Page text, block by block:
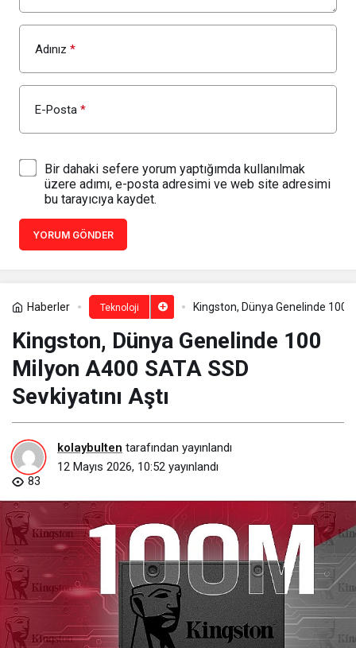
Adınız *
E-Posta *
Bir dahaki sefere yorum yaptığımda kullanılmak
üzere adımı, e-posta adresimi ve web site adresimi
bu tarayıcıya kaydet.
YORUM GÖNDER
Haberler Teknoloji Kingston, Dünya Genelinde 100
Kingston, Dünya Genelinde 100
Milyon A400 SATA SSD
Sevkiyatını Aştı
kolaybulten tarafından yayınlandı
12 Mayıs 2026, 10:52 yayınlandı
83